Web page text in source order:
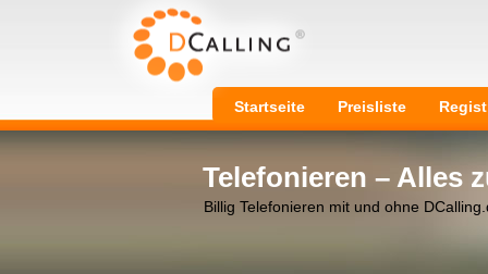
Startseite Preisliste
Telefonieren – Alles
Billig Telefonieren mit und ohne